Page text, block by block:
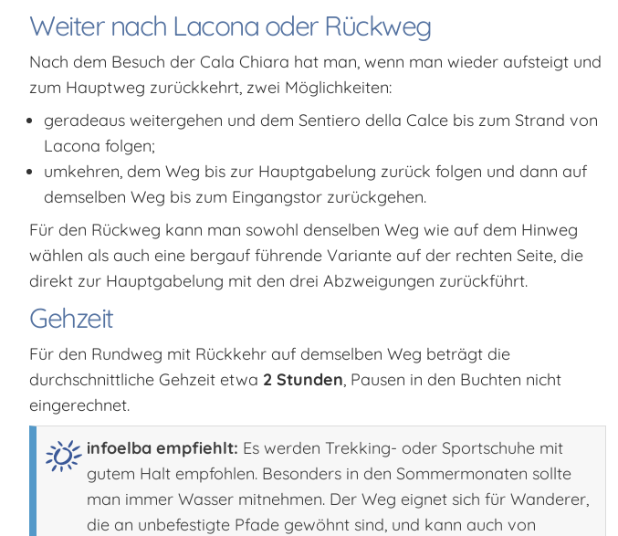
Weiter nach Lacona oder Rückweg
Nach dem Besuch der Cala Chiara hat man, wenn man wieder aufsteigt und
zum Hauptweg zurückkehrt, zwei Möglichkeiten:
geradeaus weitergehen und dem Sentiero della Calce bis zum Strand von
Lacona folgen;
umkehren, dem Weg bis zur Hauptgabelung zurück folgen und dann auf
demselben Weg bis zum Eingangstor zurückgehen.
Für den Rückweg kann man sowohl denselben Weg wie auf dem Hinweg
wählen als auch eine bergauf führende Variante auf der rechten Seite, die
direkt zur Hauptgabelung mit den drei Abzweigungen zurückführt.
Gehzeit
Für den Rundweg mit Rückkehr auf demselben Weg beträgt die
durchschnittliche Gehzeit etwa 2 Stunden, Pausen in den Buchten nicht
eingerechnet.
infoelba empfiehlt: Es werden Trekking- oder Sportschuhe mit
gutem Halt empfohlen. Besonders in den Sommermonaten sollte
man immer Wasser mitnehmen. Der Weg eignet sich für Wanderer,
die an unbefestigte Pfade gewöhnt sind, und kann auch von